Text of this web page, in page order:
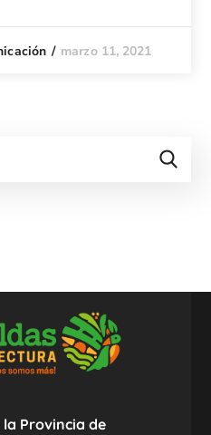
marzo 11, 2021
Provincia de